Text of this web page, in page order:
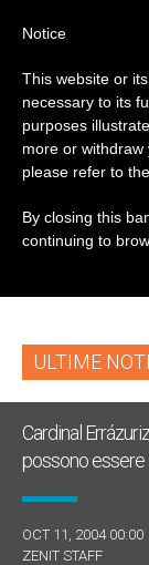
TAG
ULTIME
Cardinal
possono essere
OCT 11, 2004 00:00
ZENIT STAFF
Notice
This website or
necessary to its
purposes
more or withdraw
please refer to the
By closing this
continuing to